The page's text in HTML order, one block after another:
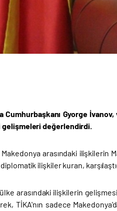
Cumhurbaşkanı Gyorge
gelişmeleri değerlendirdi.
arasındaki ilişkilerin
ilişkiler kuran,
arasındaki ilişkilerin
TİKA'nın sadece